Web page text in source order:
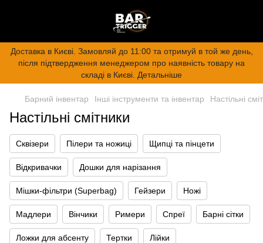
Доставка в Києві. Замовляй до 11:00 та отримуй в той же день,
після підтвердження менеджером про наявність товару на
складі в Києві. Детальніше
Барний інвентар Інші інструменти та інвентар Настільні
Настільні смітники
Сквізери Пілери та ножиці Щипці та пінцети
Відкривачки Дошки для нарізання
Мішки-фільтри (Superbag) Гейзери Ножі
Мадлери Вінчики Римери Спреї Барні сітки
Ложки для абсенту Тертки Лійки